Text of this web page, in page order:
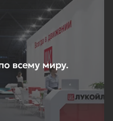
всему миру.